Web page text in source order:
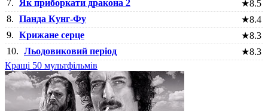
7.
Як приборкати дракона 2 ★8.5
8. Панда Кунг-Фу ★8.4
9. Крижане серце ★8.3
10. Льодовиковий період ★8.3
Кращі 50 мультфільмів